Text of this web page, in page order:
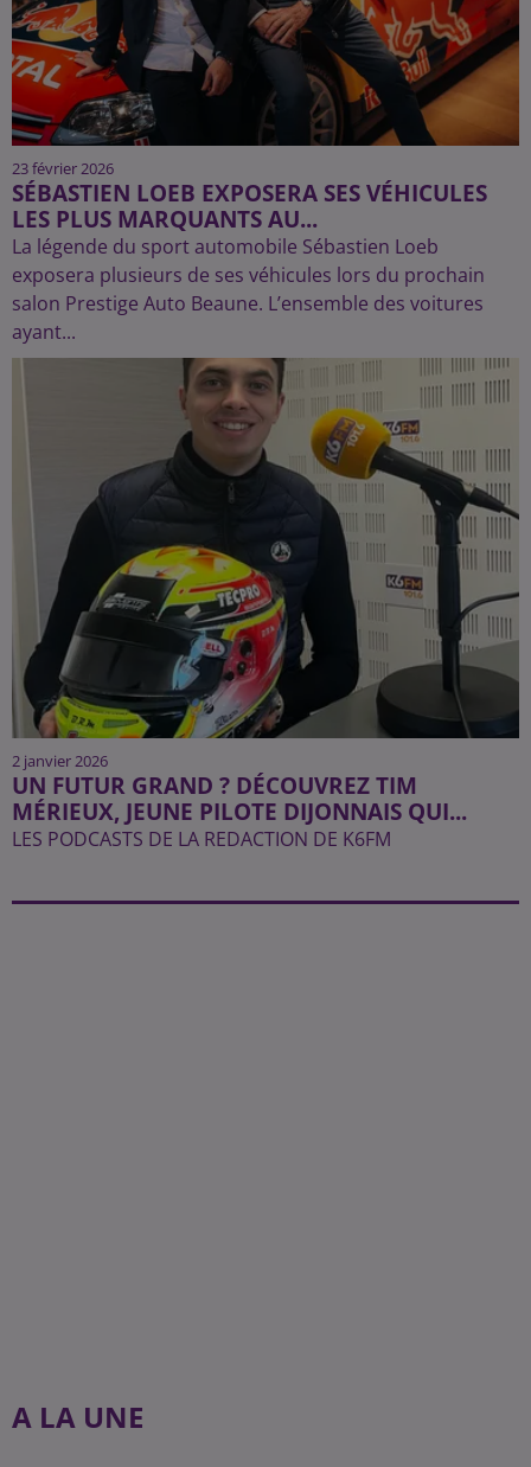
23 février 2026
SÉBASTIEN LOEB EXPOSERA SES VÉHICULES
LES PLUS MARQUANTS AU...
La légende du sport automobile Sébastien Loeb
exposera plusieurs de ses véhicules lors du prochain
salon Prestige Auto Beaune. L’ensemble des voitures
ayant...
2 janvier 2026
UN FUTUR GRAND ? DÉCOUVREZ TIM
MÉRIEUX, JEUNE PILOTE DIJONNAIS QUI...
LES PODCASTS DE LA REDACTION DE K6FM
A LA UNE